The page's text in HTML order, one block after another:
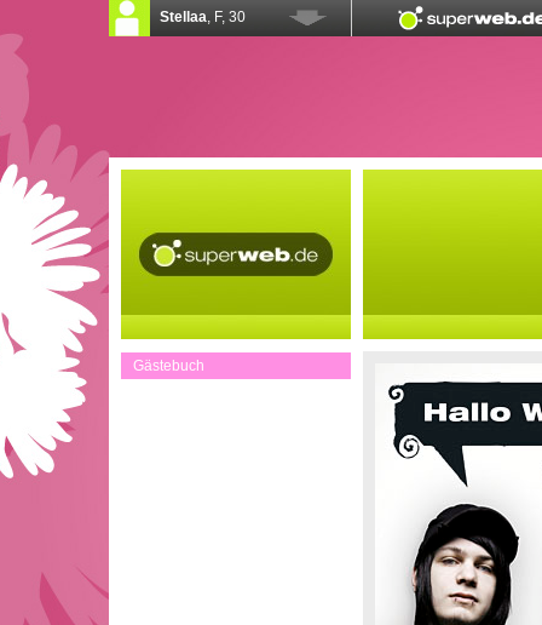
Gästebuch